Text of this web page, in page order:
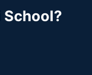
School?